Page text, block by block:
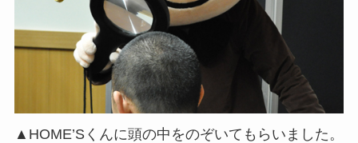
▲HOME’Sくんに頭の中をのぞいてもらいました。